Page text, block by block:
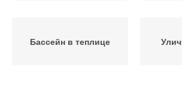
Бассейн в теплице